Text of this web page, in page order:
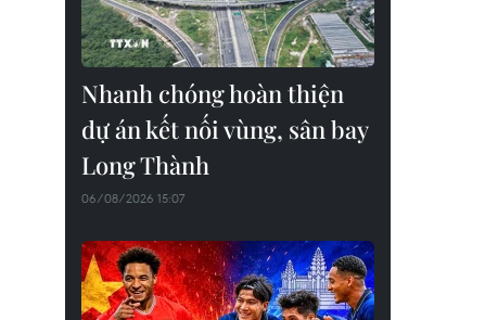
Nhanh chóng hoàn thiện
dự án kết nối vùng, sân bay
Long Thành
06/08/2026 15:07